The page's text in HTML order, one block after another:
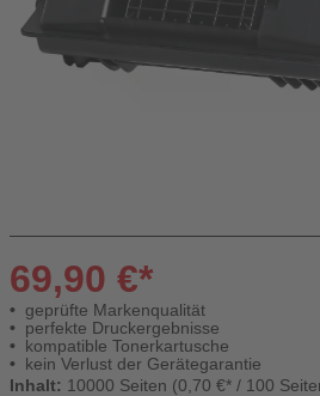
69,90 €*
geprüfte Markenqualität
perfekte Druckergebnisse
kompatible Tonerkartusche
kein Verlust der Gerätegarantie
Inhalt: 10000 Seiten (0,70 €* / 100